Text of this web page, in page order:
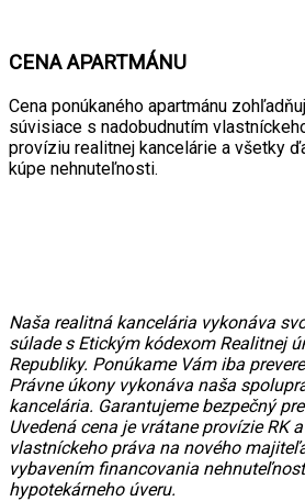
CENA APARTMÁNU
Cena ponúkaného apartmánu
súvisiace s nadobudnutím
províziu realitnej kancelárie a všetky
kúpe nehnuteľnosti.
Naša realitná kancelária vykonáva
súlade s Etickým kódexom Realitnej
Republiky. Ponúkame Vám iba
Právne úkony vykonáva naša
kancelária. Garantujeme bezpečný
Uvedená cena je vrátane provízie RK
vlastníckeho práva na nového
vybavením financovania
hypotekárneho úveru.